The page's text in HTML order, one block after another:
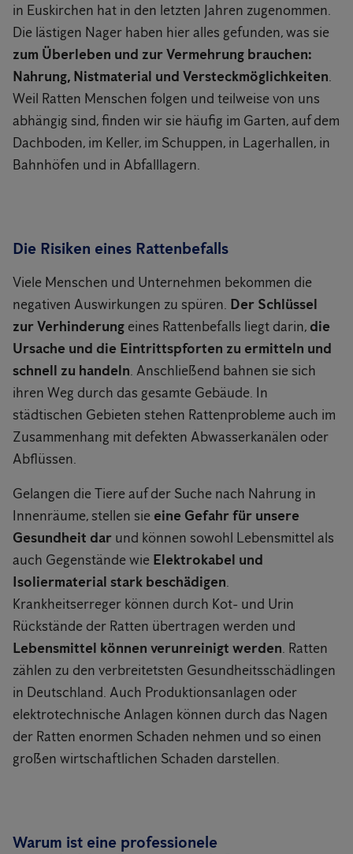
in Euskirchen hat in den letzten Jahren zugenommen.
Die lästigen Nager haben hier alles gefunden, was sie
zum Überleben und zur Vermehrung brauchen:
Nahrung, Nistmaterial und Versteckmöglichkeiten.
Weil Ratten Menschen folgen und teilweise von uns
abhängig sind, finden wir sie häufig im Garten, auf dem
Dachboden, im Keller, im Schuppen, in Lagerhallen, in
Bahnhöfen und in Abfalllagern.
Die Risiken eines Rattenbefalls
Viele Menschen und Unternehmen bekommen die
negativen Auswirkungen zu spüren. Der Schlüssel
zur Verhinderung eines Rattenbefalls liegt darin, die
Ursache und die Eintrittspforten zu ermitteln und
schnell zu handeln. Anschließend bahnen sie sich
ihren Weg durch das gesamte Gebäude. In
städtischen Gebieten stehen Rattenprobleme auch im
Zusammenhang mit defekten Abwasserkanälen oder
Abflüssen.
Gelangen die Tiere auf der Suche nach Nahrung in
Innenräume, stellen sie eine Gefahr für unsere
Gesundheit dar und können sowohl Lebensmittel als
auch Gegenstände wie Elektrokabel und
Isoliermaterial stark beschädigen.
Krankheitserreger können durch Kot- und Urin
Rückstände der Ratten übertragen werden und
Lebensmittel können verunreinigt werden. Ratten
zählen zu den verbreitetsten Gesundheitsschädlingen
in Deutschland. Auch Produktionsanlagen oder
elektrotechnische Anlagen können durch das Nagen
der Ratten enormen Schaden nehmen und so einen
großen wirtschaftlichen Schaden darstellen.
Warum ist eine professionele